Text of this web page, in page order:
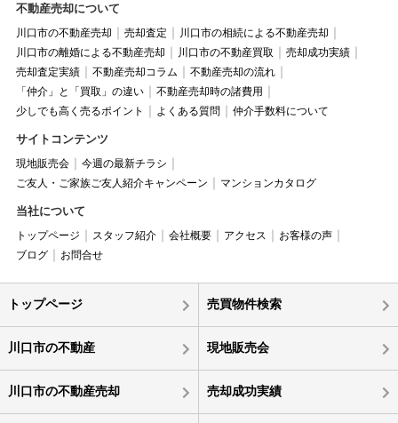
不動産売却について
川口市の不動産売却 売却査定
川口市の相続による不動産売却
川口市の離婚による不動産売却
川口市の不動産買取
売却成功実績
売却査定実績
不動産売却コラム
不動産売却の流れ
「仲介」と「買取」の違い
不動産売却時の諸費用
少しでも高く売るポイント
よくある質問 仲介手数料について
サイトコンテンツ
現地販売会
今週の最新チラシ
ご友人・ご家族ご友人紹介キャンペーン
マンションカタログ
当社について
トップページ スタッフ紹介 会社概要 アクセス
お客様の声
ブログ
お問合せ
トップページ 売買物件検索
川口市の不動産 現地販売会
川口市の不動産売却 売却成功実績